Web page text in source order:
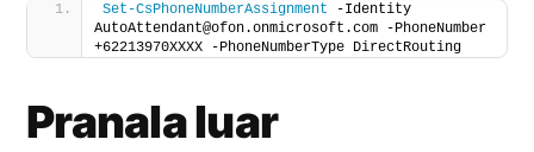
Set-CsPhoneNumberAssignment -Identity
AutoAttendant@ofon.onmicrosoft.com -PhoneNumber
+62213970XXXX -PhoneNumberType DirectRouting
Pranala luar